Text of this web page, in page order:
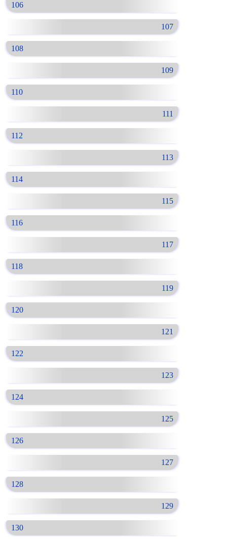
106
107
108
109
110
111
112
113
114
115
116
117
118
119
120
121
122
123
124
125
126
127
128
129
130